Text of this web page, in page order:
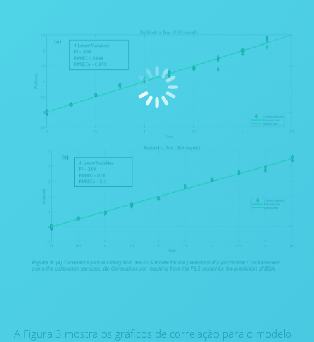
A Figura 3 mostra os gráficos de correlação para o modelo